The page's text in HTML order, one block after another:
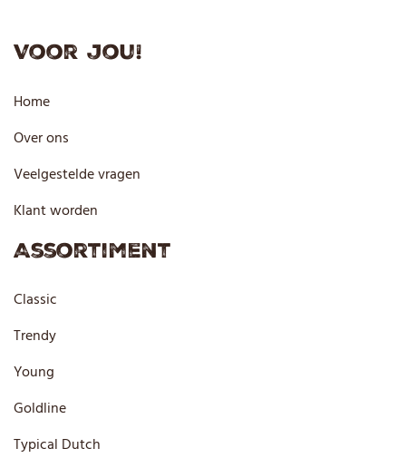
Voor jou!
Home
Over ons
Veelgestelde vragen
Klant worden
Assortiment
Classic
Trendy
Young
Goldline
Typical Dutch